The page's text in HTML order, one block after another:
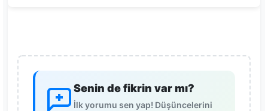
Senin de fikrin var mı?
İlk yorumu sen yap! Düşüncelerini